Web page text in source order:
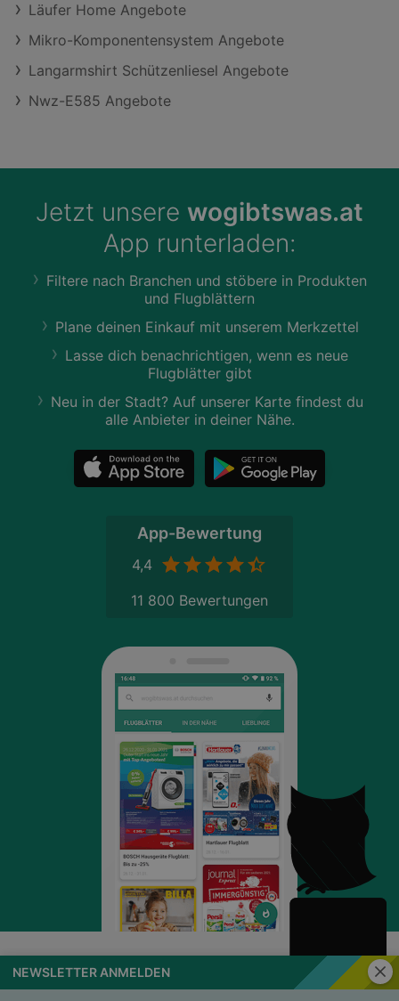
NEWSLETTER ANMELDEN
Läufer Home Angebote
Mikro-Komponentensystem Angebote
Langarmshirt Schützenliesel Angebote
Nwz-E585 Angebote
Jetzt unsere wogibtswas.at
App runterladen:
Filtere nach Branchen und stöbere in Produkten
und Flugblättern
Plane deinen Einkauf mit unserem Merkzettel
Lasse dich benachrichtigen, wenn es neue
Flugblätter gibt
Neu in der Stadt? Auf unserer Karte findest du
alle Anbieter in deiner Nähe.
App-Bewertung
4,4
11 800 Bewertungen
wogibtswas.at Impressum